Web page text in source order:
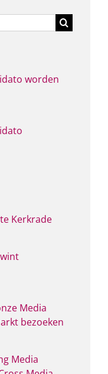
worden
Kerkrade
Media
bezoeken
Media